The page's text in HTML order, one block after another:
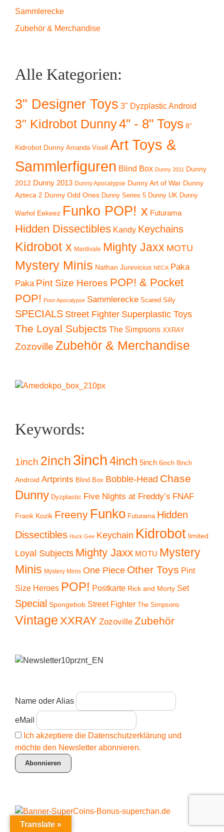
Sammlerecke
Zubehör & Merchandise
Alle Kategorien:
3" Designer Toys 3" Dyzplastic Android
3" Kidrobot Dunny4" - 8" Toys 8"
Kidrobot Dunny Amanda Visell
Art Toys &
Sammlerfiguren Blind Box Dunny 2011
Dunny
2012 Dunny 2013 Dunny Apocalypse Dunny Art of War Dunny
Azteca 2 Dunny Odd Ones Dunny Series 5 Dunny UK Dunny
Warhol Eekeez Funko POP! x Futurama
Hidden Dissectibles Kandy Keychains
Kidrobot x Mardivale Mighty Jaxx MOTU
Mystery Minis Nathan Jurevicius NECA Paka
Paka Pint Size Heroes POP! & Pocket
POP! Post-Apocalypse Sammlerecke Scared Silly
SPECIALS Street Fighter Superplastic Toys
The Loyal Subjects The Simpsons XXRAY
Zozoville Zubehör & Merchandise
Keywords:
1inch 2inch 3inch4inch 5inch 6inch 8inch
Android Artprints Blind Box Bobble-Head Chase
Dunny Dyzplastic Five Nights at Freddy’s FNAF
Frank Kozik Freeny Funko Futurama Hidden
Dissectibles Huck Gee Keychain Kidrobot limited
Loyal Subjects Mighty Jaxx MOTU Mystery
Minis Mystery Minis One Piece Other Toys Pint
Size Heroes POP! Postkarte Rick and Morty Set
Special Spongebob Street Fighter The Simpsons
Vintage XXRAY Zozoville Zubehör
Name oder Alias
eMail
Ich akzeptiere die Datenschutzerklärung und
möchte den Newsletter abonnieren.
Translate »